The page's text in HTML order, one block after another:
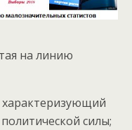
на линию
характеризующий
силы;